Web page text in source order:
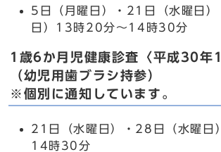
5日（月曜日）・21日（水曜日
日）13時20分～14時30分
1歳6か月児健康診査〈平成30年1
（幼児用歯ブラシ持参）
※個別に通知しています。
21日（水曜日）・28日（水曜日
14時30分